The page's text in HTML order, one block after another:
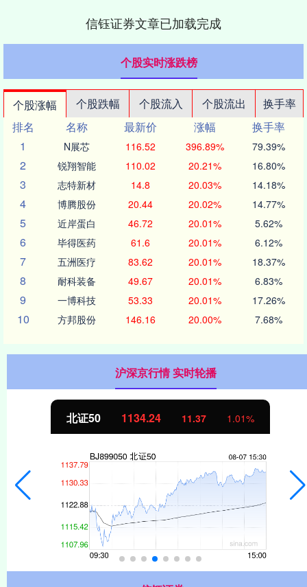
信钰证券文章已加载完成
个股实时涨跌榜
个股涨幅 个股跌幅 个股流入 个股流出
换手率
排名
名称 最新价 涨幅
换手率
1
N展芯 116.52 396.89% 79.39%
2 锐翔智能 110.02 20.21% 16.80%
3 志特新材 14.8 20.03% 14.18%
4 博腾股份 20.44 20.02% 14.77%
5 近岸蛋白 46.72 20.01% 5.62%
6 毕得医药 61.6 20.01% 6.12%
7 五洲医疗 83.62 20.01% 18.37%
8 耐科装备 49.67 20.01% 6.83%
9 一博科技 53.33 20.01% 17.26%
10 方邦股份 146.16 20.00% 7.68%
沪深京行情 实时轮播
北证50 1134.24 11.37 1.01%